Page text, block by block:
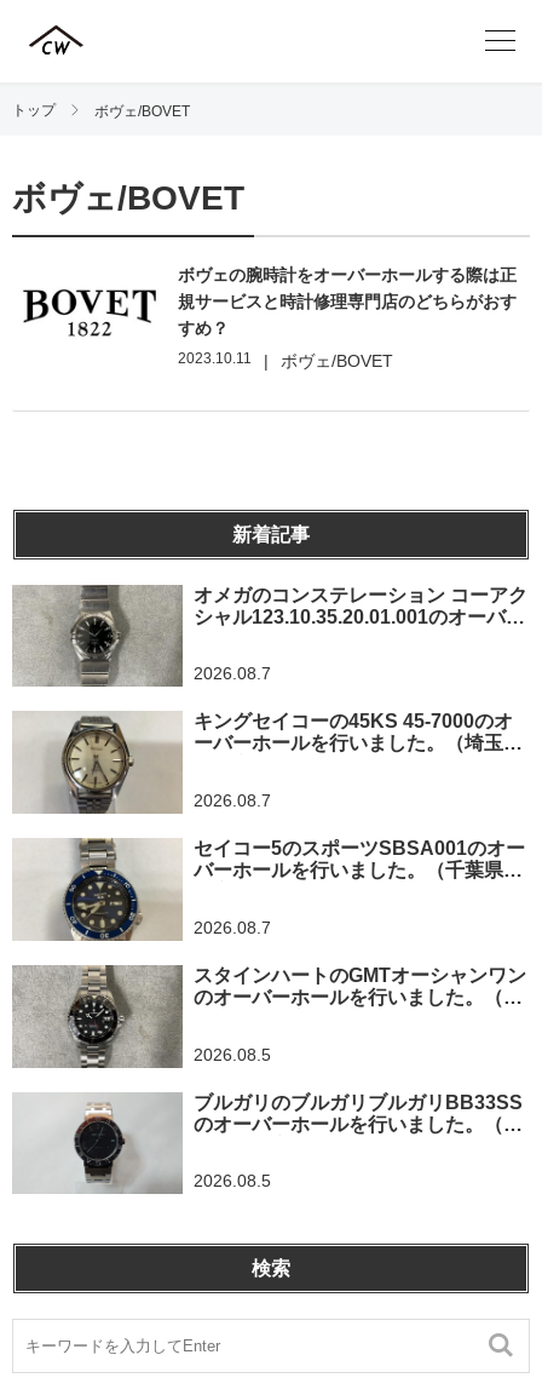
トップ ボヴェ/BOVET
ボヴェ/BOVET
ボヴェの腕時計をオーバーホールする際は正
規サービスと時計修理専門店のどちらがおす
すめ？
2023.10.11 | ボヴェ/BOVET
新着記事
オメガのコンステレーション コーアク
シャル123.10.35.20.01.001のオーバー
2026.08.7
キングセイコーの45KS 45-7000のオ
ーバーホールを行いました。（埼玉県
2026.08.7
セイコー5のスポーツSBSA001のオー
バーホールを行いました。（千葉県東
2026.08.7
スタインハートのGMTオーシャンワン
のオーバーホールを行いました。（神
2026.08.5
ブルガリのブルガリブルガリBB33SS
のオーバーホールを行いました。（埼
2026.08.5
検索